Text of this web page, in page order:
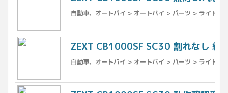
自動車、オートバイ > オートバイ > パーツ > ライト
ZEXT CB1000SF SC30 割れなし 純
自動車、オートバイ > オートバイ > パーツ > ライト